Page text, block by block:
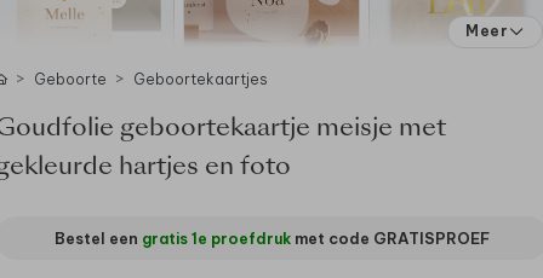
Meer
Geboorte Geboortekaartjes
geboortekaartje meisje met
hartjes en foto
Bestel een gratis 1e proefdrukmet code GRATISPROEF